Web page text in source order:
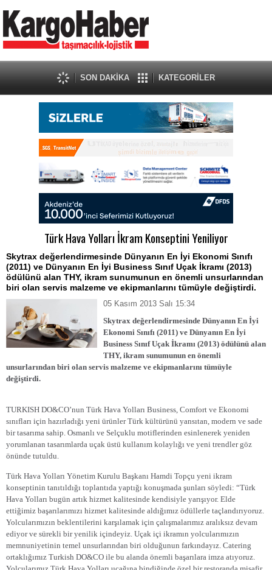
SON DAKİKA KATEGORİLER
Türk Hava Yolları İkram Konseptini Yeniliyor
Skytrax değerlendirmesinde Dünyanın En İyi Ekonomi Sınıfı
(2011) ve Dünyanın En İyi Business Sınıf Uçak İkramı (2013)
ödülünü alan THY, ikram sunumunun en önemli unsurlarından
biri olan servis malzeme ve ekipmanlarını tümüyle değiştirdi.
05 Kasım 2013 Salı 15:34
Skytrax değerlendirmesinde Dünyanın En İyi
Ekonomi Sınıfı (2011) ve Dünyanın En İyi
Business Sınıf Uçak İkramı (2013) ödülünü alan
THY, ikram sunumunun en önemli
unsurlarından biri olan servis malzeme ve ekipmanlarını tümüyle
değiştirdi.
TURKISH DO&CO’nun Türk Hava Yolları Business, Comfort ve Ekonomi
sınıfları için hazırladığı yeni ürünler Türk kültürünü yansıtan, modern ve sade
bir tasarıma sahip. Osmanlı ve Selçuklu motiflerinden esinlenerek yeniden
yorumlanan tasarımlarda uçak üstü kullanım kolaylığı ve yeni trendler göz
önünde tutuldu.
Türk Hava Yolları Yönetim Kurulu Başkanı Hamdi Topçu yeni ikram
konseptinin tanıtıldığı toplantıda yaptığı konuşmada şunları söyledi: “Türk
Hava Yolları bugün artık hizmet kalitesinde kendisiyle yarışıyor. Elde
ettiğimiz başarılarımızı hizmet kalitesinde aldığımız ödüllerle taçlandırıyoruz.
Yolcularımızın beklentilerini karşılamak için çalışmalarımız aralıksız devam
ediyor ve sürekli bir yenilik içindeyiz. Uçak içi ikramın yolcularımızın
memnuniyetinin temel unsurlarından biri olduğunun farkındayız. Catering
ortaklığımız Turkish DO&CO ile bu alanda önemli başarılara imza atıyoruz.